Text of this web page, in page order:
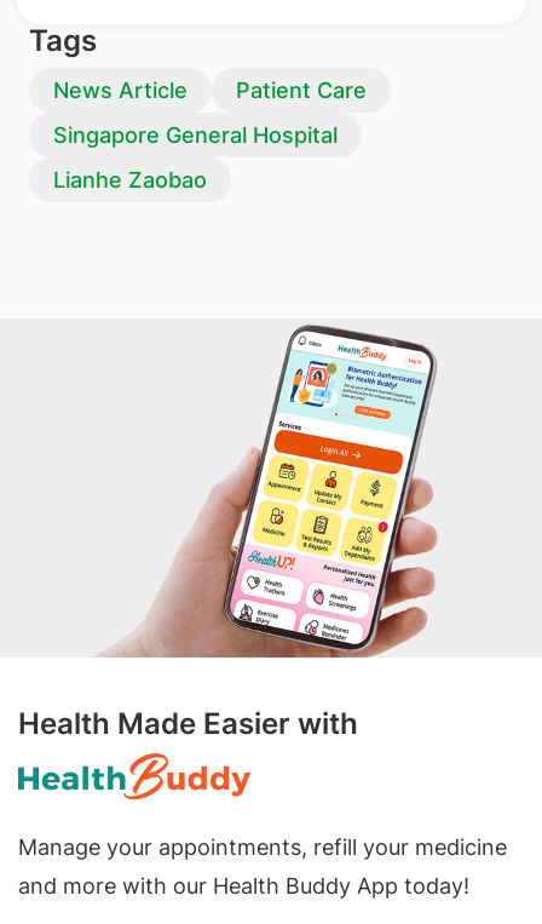
Tags
News Article
Patient Care
Singapore General Hospital
Lianhe Zaobao
Health Made Easier with
Manage your appointments, refill your medicine
and more with our Health Buddy App today!